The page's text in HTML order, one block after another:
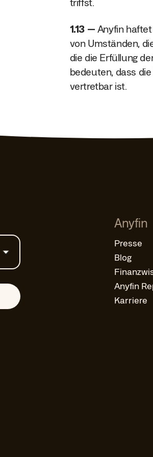
1.13
Anyfin
von Umständen,
die die Erfüllung
bedeuten, dass
vertretbar ist.
Anyfin
Presse
Blog
Anyfin
Karriere